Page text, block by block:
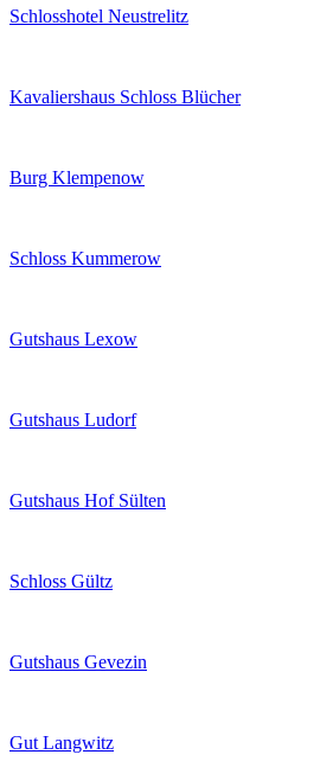
Schlosshotel Neustrelitz
Kavaliershaus Schloss Blücher
Burg Klempenow
Schloss Kummerow
Gutshaus Lexow
Gutshaus Ludorf
Gutshaus Hof Sülten
Schloss Gültz
Gutshaus Gevezin
Gut Langwitz